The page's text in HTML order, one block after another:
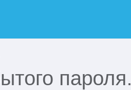
пароля.